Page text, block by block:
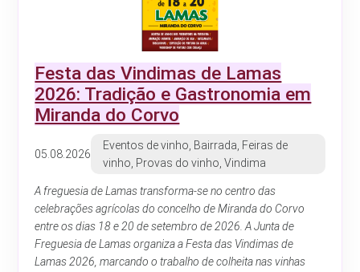
Festa das Vindimas de Lamas
2026: Tradição e Gastronomia em
Miranda do Corvo
05.08.2026
Eventos de vinho, Bairrada, Feiras de
vinho, Provas do vinho, Vindima
A freguesia de Lamas transforma-se no centro das
celebrações agrícolas do concelho de Miranda do Corvo
entre os dias 18 e 20 de setembro de 2026. A Junta de
Freguesia de Lamas organiza a Festa das Vindimas de
Lamas 2026, marcando o trabalho de colheita nas vinhas